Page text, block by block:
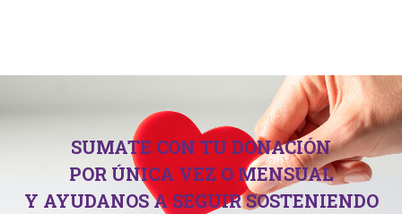
SUMATE CON TU DONACIÓN
POR ÚNICA VEZ O MENSUAL
Y AYUDANOS A SEGUIR SOSTENIENDO